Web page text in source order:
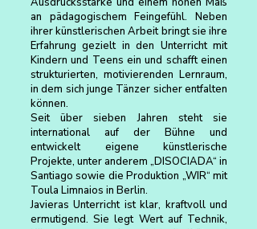
an pädagogischem Feingefühl. Neben
ihrer künstlerischen Arbeit bringt sie ihre
Erfahrung gezielt in den Unterricht mit
Kindern und Teens ein und schafft einen
strukturierten, motivierenden Lernraum,
in dem sich junge Tänzer sicher entfalten
können.
Seit über sieben Jahren steht sie
international auf der Bühne und
entwickelt eigene künstlerische
Projekte, unter anderem „DISOCIADA“ in
Santiago sowie die Produktion „WIR“ mit
Toula Limnaios in Berlin.
Javieras Unterricht ist klar, kraftvoll und
ermutigend. Sie legt Wert auf Technik,